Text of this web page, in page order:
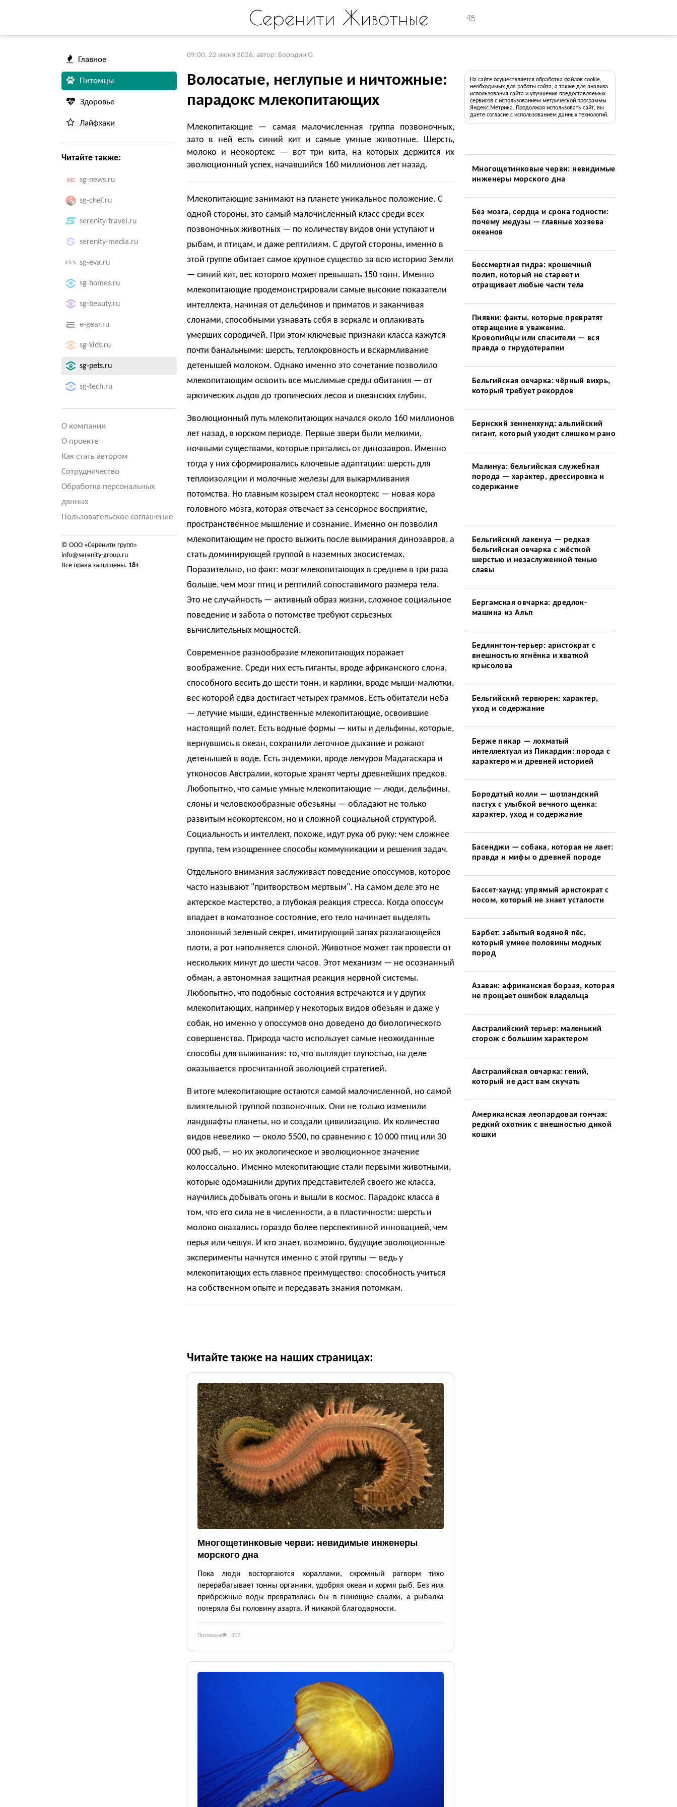
Серенити Животные +18
Главное
Питомцы
Здоровье
Лайфхаки
Читайте также:
sg-news.ru
sg-chef.ru
serenity-travel.ru
serenity-media.ru
sg-eva.ru
sg-homes.ru
sg-beauty.ru
e-gear.ru
sg-kids.ru
sg-pets.ru
sg-tech.ru
О компании
О проекте
Как стать автором
Сотрудничество
Обработка персональных
данных
Пользовательское соглашение
© ООО «Серенити групп»
info@serenity-group.ru
Все права защищены. 18+
09:00, 22 июня 2026, автор: Бородин О.
Волосатые, неглупые и ничтожные:
парадокс млекопитающих
Млекопитающие — самая малочисленная группа позвоночных,
зато в ней есть синий кит и самые умные животные. Шерсть,
молоко и неокортекс — вот три кита, на которых держится их
эволюционный успех, начавшийся 160 миллионов лет назад.
Млекопитающие занимают на планете уникальное положение. С
одной стороны, это самый малочисленный класс среди всех
позвоночных животных — по количеству видов они уступают и
рыбам, и птицам, и даже рептилиям. С другой стороны, именно в
этой группе обитает самое крупное существо за всю историю Земли
— синий кит, вес которого может превышать 150 тонн. Именно
млекопитающие продемонстрировали самые высокие показатели
интеллекта, начиная от дельфинов и приматов и заканчивая
слонами, способными узнавать себя в зеркале и оплакивать
умерших сородичей. При этом ключевые признаки класса кажутся
почти банальными: шерсть, теплокровность и вскармливание
детенышей молоком. Однако именно это сочетание позволило
млекопитающим освоить все мыслимые среды обитания — от
арктических льдов до тропических лесов и океанских глубин.
Эволюционный путь млекопитающих начался около 160 миллионов
лет назад, в юрском периоде. Первые звери были мелкими,
ночными существами, которые прятались от динозавров. Именно
тогда у них сформировались ключевые адаптации: шерсть для
теплоизоляции и молочные железы для выкармливания
потомства. Но главным козырем стал неокортекс — новая кора
головного мозга, которая отвечает за сенсорное восприятие,
пространственное мышление и сознание. Именно он позволил
млекопитающим не просто выжить после вымирания динозавров, а
стать доминирующей группой в наземных экосистемах.
Поразительно, но факт: мозг млекопитающих в среднем в три раза
больше, чем мозг птиц и рептилий сопоставимого размера тела.
Это не случайность — активный образ жизни, сложное социальное
поведение и забота о потомстве требуют серьезных
вычислительных мощностей.
Современное разнообразие млекопитающих поражает
воображение. Среди них есть гиганты, вроде африканского слона,
способного весить до шести тонн, и карлики, вроде мыши-малютки,
вес которой едва достигает четырех граммов. Есть обитатели неба
— летучие мыши, единственные млекопитающие, освоившие
настоящий полет. Есть водные формы — киты и дельфины, которые,
вернувшись в океан, сохранили легочное дыхание и рожают
детенышей в воде. Есть эндемики, вроде лемуров Мадагаскара и
утконосов Австралии, которые хранят черты древнейших предков.
Любопытно, что самые умные млекопитающие — люди, дельфины,
слоны и человекообразные обезьяны — обладают не только
развитым неокортексом, но и сложной социальной структурой.
Социальность и интеллект, похоже, идут рука об руку: чем сложнее
группа, тем изощреннее способы коммуникации и решения задач.
Отдельного внимания заслуживает поведение опоссумов, которое
часто называют "притворством мертвым". На самом деле это не
актерское мастерство, а глубокая реакция стресса. Когда опоссум
впадает в коматозное состояние, его тело начинает выделять
зловонный зеленый секрет, имитирующий запах разлагающейся
плоти, а рот наполняется слюной. Животное может так провести от
нескольких минут до шести часов. Этот механизм — не осознанный
обман, а автономная защитная реакция нервной системы.
Любопытно, что подобные состояния встречаются и у других
млекопитающих, например у некоторых видов обезьян и даже у
собак, но именно у опоссумов оно доведено до биологического
совершенства. Природа часто использует самые неожиданные
способы для выживания: то, что выглядит глупостью, на деле
оказывается просчитанной эволюцией стратегией.
В итоге млекопитающие остаются самой малочисленной, но самой
влиятельной группой позвоночных. Они не только изменили
ландшафты планеты, но и создали цивилизацию. Их количество
видов невелико — около 5500, по сравнению с 10 000 птиц или 30
000 рыб, — но их экологическое и эволюционное значение
колоссально. Именно млекопитающие стали первыми животными,
которые одомашнили других представителей своего же класса,
научились добывать огонь и вышли в космос. Парадокс класса в
том, что его сила не в численности, а в пластичности: шерсть и
молоко оказались гораздо более перспективной инновацией, чем
перья или чешуя. И кто знает, возможно, будущие эволюционные
эксперименты начнутся именно с этой группы — ведь у
млекопитающих есть главное преимущество: способность учиться
на собственном опыте и передавать знания потомкам.
Читайте также на наших страницах:
Многощетинковые черви: невидимые инженеры
морского дна
Пока люди восторгаются кораллами, скромный рагворм тихо
перерабатывает тонны органики, удобряя океан и кормя рыб. Без них
прибрежные воды превратились бы в гниющие свалки, а рыбалка
потеряла бы половину азарта. И никакой благодарности.
Питомцы 317
На сайте осуществляется обработка файлов cookie,
необходимых для работы сайта, а также для анализа
использования сайта и улучшения предоставляемых
сервисов с использованием метрической программы
Яндекс.Метрика. Продолжая использовать сайт, вы
даете согласие с использованием данных технологий.
Многощетинковые черви: невидимые
инженеры морского дна
Без мозга, сердца и срока годности:
почему медузы — главные хозяева
океанов
Бессмертная гидра: крошечный
полип, который не стареет и
отращивает любые части тела
Пиявки: факты, которые превратят
отвращение в уважение.
Кровопийцы или спасители — вся
правда о гирудотерапии
Бельгийская овчарка: чёрный вихрь,
который требует рекордов
Бернский зенненхунд: альпийский
гигант, который уходит слишком рано
Малинуа: бельгийская служебная
порода — характер, дрессировка и
содержание
Бельгийский лакенуа — редкая
бельгийская овчарка с жёсткой
шерстью и незаслуженной тенью
славы
Бергамская овчарка: дредлок-
машина из Альп
Бедлингтон-терьер: аристократ с
внешностью ягнёнка и хваткой
крысолова
Бельгийский тервюрен: характер,
уход и содержание
Берже пикар — лохматый
интеллектуал из Пикардии: порода с
характером и древней историей
Бородатый колли — шотландский
пастух с улыбкой вечного щенка:
характер, уход и содержание
Басенджи — собака, которая не лает:
правда и мифы о древней породе
Бассет-хаунд: упрямый аристократ с
носом, который не знает усталости
Барбет: забытый водяной пёс,
который умнее половины модных
пород
Азавак: африканская борзая, которая
не прощает ошибок владельца
Австралийский терьер: маленький
сторож с большим характером
Австралийская овчарка: гений,
который не даст вам скучать
Американская леопардовая гончая:
редкий охотник с внешностью дикой
кошки